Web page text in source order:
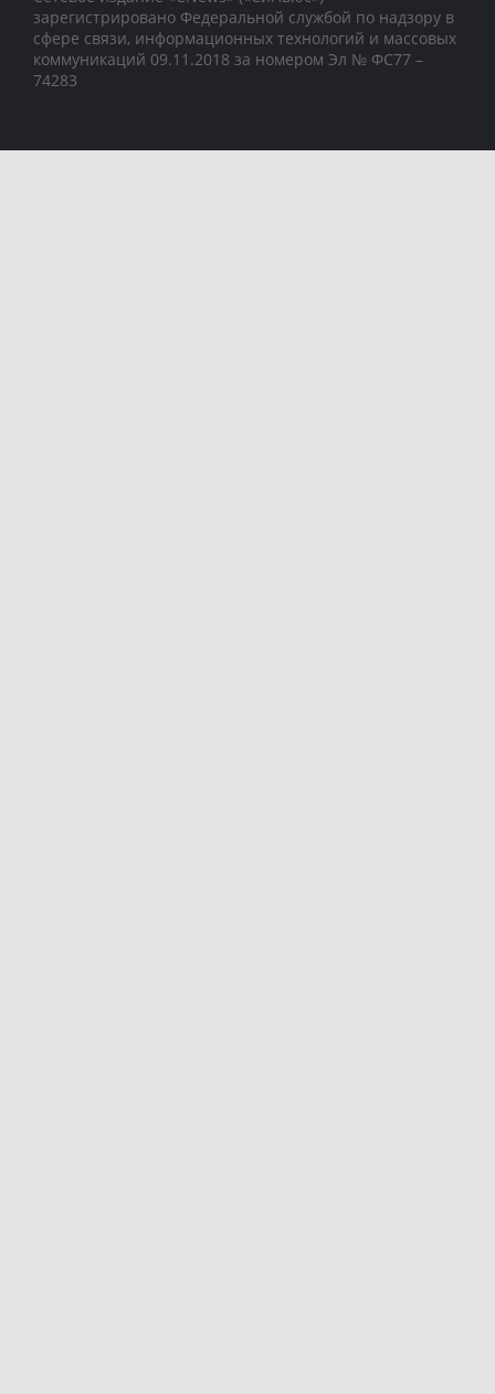
зарегистрировано Федеральной службой по надзору в
сфере связи, информационных технологий и массовых
коммуникаций 09.11.2018 за номером Эл № ФС77 –
74283